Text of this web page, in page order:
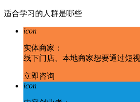
适合学习的人群是哪些
icon
实体商家：
线下门店、本地商家想要通过短
立即咨询
icon